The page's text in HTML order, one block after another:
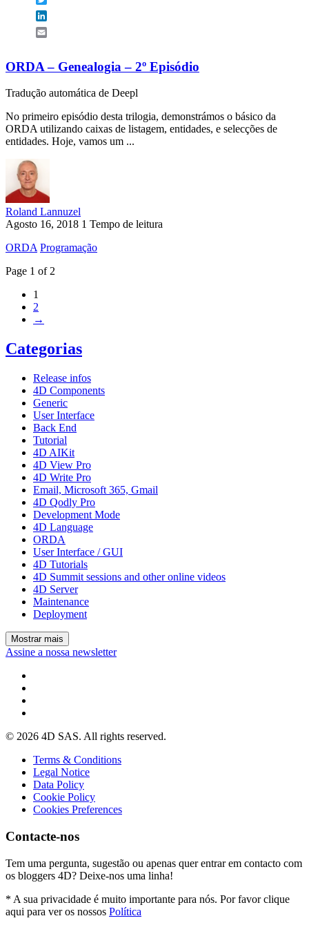
ORDA – Genealogia – 2º Episódio
Tradução automática de Deepl
No primeiro episódio desta trilogia, demonstrámos o básico da
ORDA utilizando caixas de listagem, entidades, e selecções de
entidades. Hoje, vamos um ...
Roland Lannuzel
Agosto 16, 2018 1 Tempo de leitura
ORDA Programação
Page 1 of 2
1
2
→
Categorias
Release infos
4D Components
Generic
User Interface
Back End
Tutorial
4D AIKit
4D View Pro
4D Write Pro
Email, Microsoft 365, Gmail
4D Qodly Pro
Development Mode
4D Language
ORDA
User Interface / GUI
4D Tutorials
4D Summit sessions and other online videos
4D Server
Maintenance
Deployment
Mostrar mais
Assine a nossa newsletter
© 2026 4D SAS. All rights reserved.
Terms & Conditions
Legal Notice
Data Policy
Cookie Policy
Cookies Preferences
Contacte-nos
Tem uma pergunta, sugestão ou apenas quer entrar em contacto com
os bloggers 4D? Deixe-nos uma linha!
* A sua privacidade é muito importante para nós. Por favor clique
aqui para ver os nossos Política